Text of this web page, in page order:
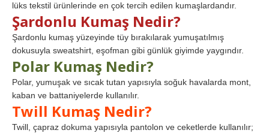
lüks tekstil ürünlerinde en çok tercih edilen kumaşlardandır.
Şardonlu Kumaş Nedir?
Şardonlu kumaş yüzeyinde tüy bırakılarak yumuşatılmış
dokusuyla sweatshirt, eşofman gibi günlük giyimde yaygındır.
Polar Kumaş Nedir?
Polar, yumuşak ve sıcak tutan yapısıyla soğuk havalarda mont,
kaban ve battaniyelerde kullanılır.
Twill Kumaş Nedir?
Twill, çapraz dokuma yapısıyla pantolon ve ceketlerde kullanılır;